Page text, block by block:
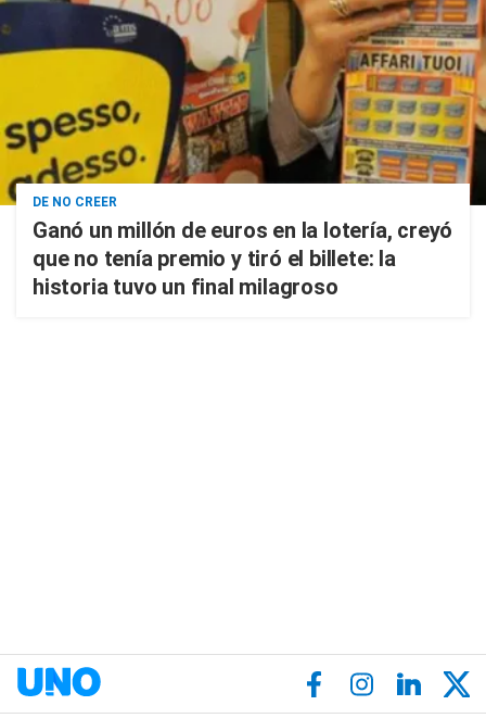
DE NO CREER
Ganó un millón de euros en la lotería, creyó
que no tenía premio y tiró el billete: la
historia tuvo un final milagroso